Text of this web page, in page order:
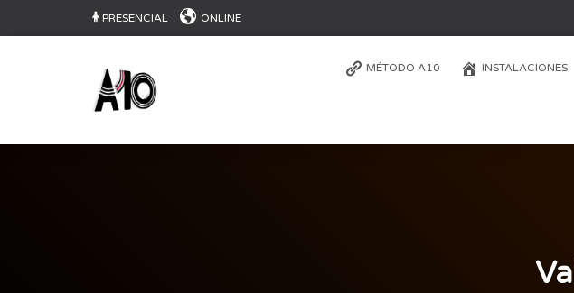
PRESENCIAL ONLINE
MÉTODO A10 INSTALACIONES